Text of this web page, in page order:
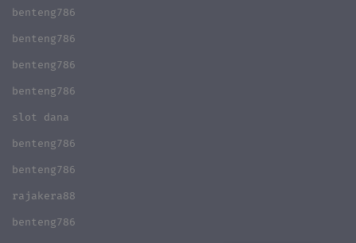
benteng786
benteng786
benteng786
benteng786
slot dana
benteng786
benteng786
rajakera88
benteng786